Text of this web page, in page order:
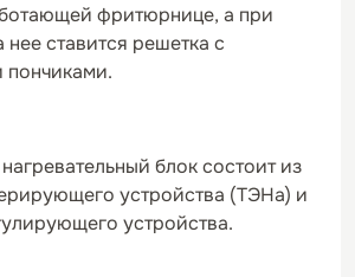
фритюрнице, а при
нее ставится решетка с
пончиками.
блок состоит из
устройства (ТЭНа) и
устройства.